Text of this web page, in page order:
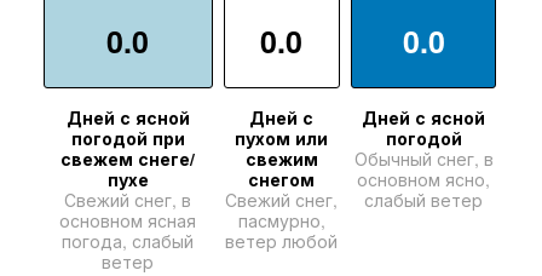
0.0
Дней с ясной
погодой при
свежем снеге/
пухе
Свежий снег, в
основном ясная
погода, слабый
ветер
0.0
Дней с
пухом или
свежим
снегом
Свежий снег,
пасмурно,
ветер любой
0.0
Дней с ясной
погодой
Обычный снег, в
основном ясно,
слабый ветер